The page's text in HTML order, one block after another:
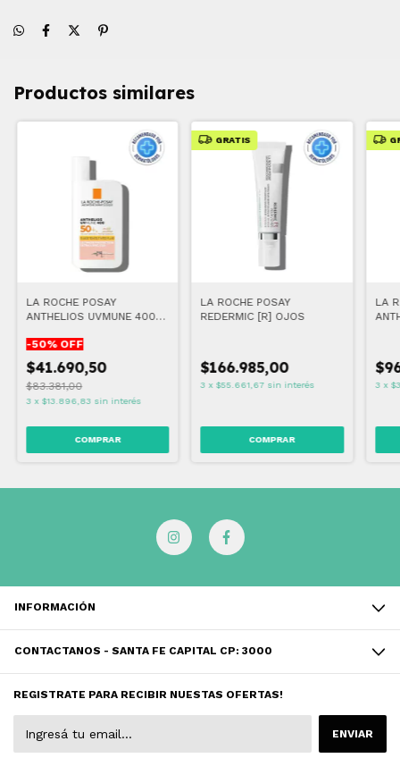
Productos similares
LA ROCHE POSAY
ANTHELIOS UVMUNE 400
FPS50+ COLOR
-50% OFF
$41.690,50
$83.381,00
3 x $13.896,83 sin interés
GRATIS
LA ROCHE POSAY
REDERMIC [R] OJOS
$166.985,00
3 x $55.661,67 sin interés
LA
3 x
INFORMACIÓN
CONTACTANOS - SANTA FE CAPITAL CP: 3000
REGISTRATE PARA RECIBIR NUESTAS OFERTAS!